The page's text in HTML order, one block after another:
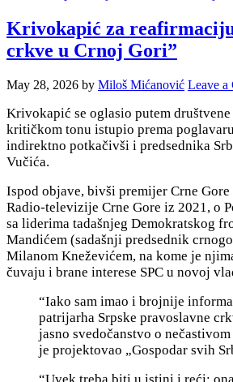
Krivokapić za
crkve u Crnoj Gori”
May 28, 2026 by Miloš Mićanović Leave a
Krivokapić se oglasio putem društvene
kritičkom tonu istupio prema
indirektno potkačivši i predsednika
Vučića.
Ispod objave, bivši premijer Crne
Radio-televizije Crne Gore iz 2021, o
sa liderima tadašnjeg Demokratskog
Mandićem (sadašnji predsednik
Milanom Kneževićem, na kome je
čuvaju i brane interese SPC u novoj
“Iako sam imao i brojnije
patrijarha Srpske pravoslavne
jasno svedočanstvo o
je projektovao „Gospodar svih